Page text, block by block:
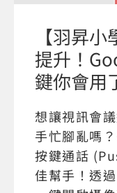
【羽昇
提升！
鍵你會用
想讓視訊會
手忙腳亂嗎
按鍵通話
佳幫手！透